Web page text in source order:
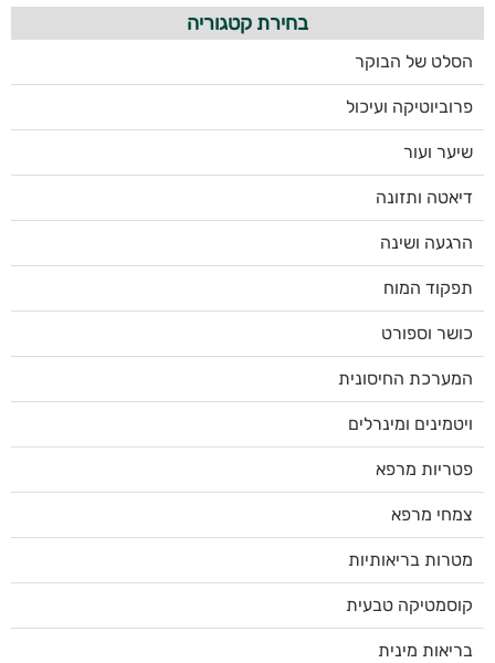
בחירת קטגוריה
הסלט של הבוקר
פרוביוטיקה ועיכול
שיער ועור
דיאטה ותזונה
הרגעה ושינה
תפקוד המוח
כושר וספורט
המערכת החיסונית
ויטמינים ומינרלים
פטריות מרפא
צמחי מרפא
מטרות בריאותיות
קוסמטיקה טבעית
בריאות מינית